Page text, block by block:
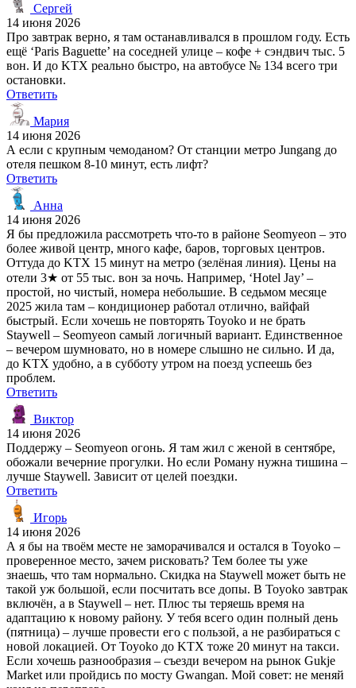
Сергей
14 июня 2026
Про завтрак верно, я там останавливался в прошлом году. Есть
ещё ‘Paris Baguette’ на соседней улице – кофе + сэндвич тыс. 5
вон. И до KTX реально быстро, на автобусе № 134 всего три
остановки.
Ответить
Мария
14 июня 2026
А если с крупным чемоданом? От станции метро Jungang до
отеля пешком 8-10 минут, есть лифт?
Ответить
Анна
14 июня 2026
Я бы предложила рассмотреть что-то в районе Seomyeon – это
более живой центр, много кафе, баров, торговых центров.
Оттуда до KTX 15 минут на метро (зелёная линия). Цены на
отели 3★ от 55 тыс. вон за ночь. Например, ‘Hotel Jay’ –
простой, но чистый, номера небольшие. В седьмом месяце
2025 жила там – кондиционер работал отлично, вайфай
быстрый. Если хочешь не повторять Toyoko и не брать
Staywell – Seomyeon самый логичный вариант. Единственное
– вечером шумновато, но в номере слышно не сильно. И да,
до KTX удобно, а в субботу утром на поезд успеешь без
проблем.
Ответить
Виктор
14 июня 2026
Поддержу – Seomyeon огонь. Я там жил с женой в сентябре,
обожали вечерние прогулки. Но если Роману нужна тишина –
лучше Staywell. Зависит от целей поездки.
Ответить
Игорь
14 июня 2026
А я бы на твоём месте не заморачивался и остался в Toyoko –
проверенное место, зачем рисковать? Тем более ты уже
знаешь, что там нормально. Скидка на Staywell может быть не
такой уж большой, если посчитать все допы. В Toyoko завтрак
включён, а в Staywell – нет. Плюс ты теряешь время на
адаптацию к новому району. У тебя всего один полный день
(пятница) – лучше провести его с пользой, а не разбираться с
новой локацией. От Toyoko до KTX тоже 20 минут на такси.
Если хочешь разнообразия – съезди вечером на рынок Gukje
Market или пройдись по мосту Gwangan. Мой совет: не меняй